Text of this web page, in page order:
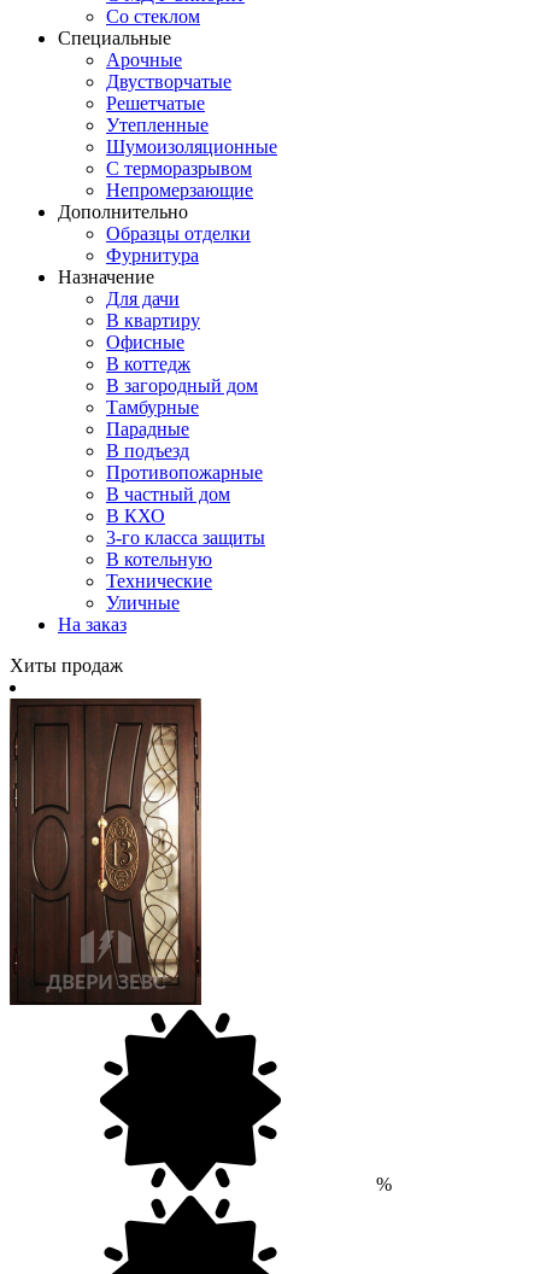
Со стеклом
Специальные
Арочные
Двустворчатые
Решетчатые
Утепленные
Шумоизоляционные
С терморазрывом
Непромерзающие
Дополнительно
Образцы отделки
Фурнитура
Назначение
Для дачи
В квартиру
Офисные
В коттедж
В загородный дом
Тамбурные
Парадные
В подъезд
Противопожарные
В частный дом
В КХО
3-го класса защиты
В котельную
Технические
Уличные
На заказ
Хиты продаж
%